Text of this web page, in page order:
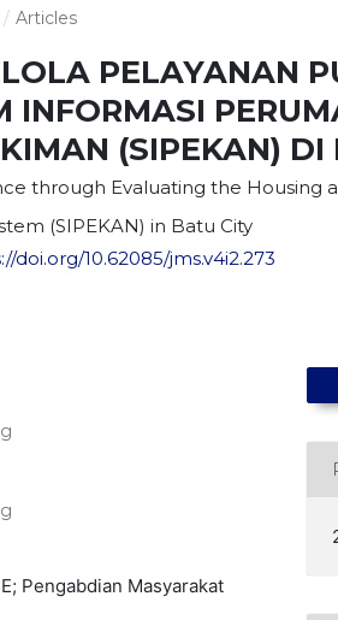
/ Articles
PELAYANAN
INFORMASI
(SIPEKAN) DI
through Evaluating the Housing
(SIPEKAN) in Batu City
doi.org/10.62085/jms.v4i2.273
Pengabdian Masyarakat